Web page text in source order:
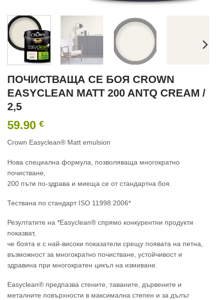
ПОЧИСТВАЩА СЕ БОЯ CROWN
EASYCLEAN MATT 200 ANTQ CREAM /
2,5
59.90 €
Crown Easyclean® Matt emulsion
Нова специална формула, позволяваща многократно
почистване,
200 пъти по-здрава и миеща се от стандартна боя.
Тествана по стандарт ISO 11998:2006*
Резултатите на *Easyclean® спрямо конкурентни продукти
показват,
че боята е с най-високи показатели срещу появата на петна,
възможност за многократно почистване, устойчивост и
здравина при многократен цикъл на измиване.
Easyclean® предпазва стените, таваните, дървените и
металните повърхности в максимална степен и за дълъг